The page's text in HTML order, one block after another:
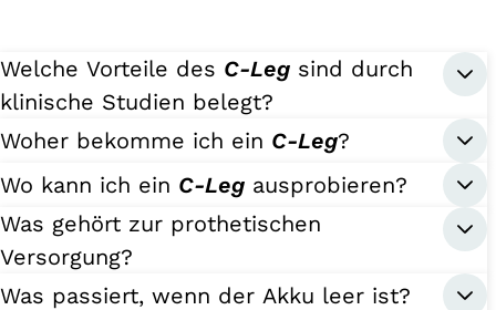
Welche Vorteile des C-Leg sind durch
klinische Studien belegt?
Woher bekomme ich ein C-Leg?
Wo kann ich ein C-Leg ausprobieren?
Was gehört zur prothetischen
Versorgung?
Was passiert, wenn der Akku leer ist?